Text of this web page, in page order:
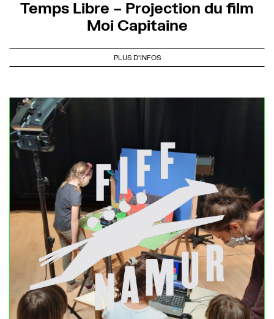
Temps Libre – Projection du film
Moi Capitaine
PLUS D'INFOS